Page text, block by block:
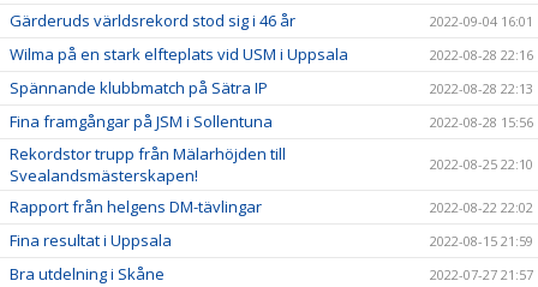
Gärderuds världsrekord stod sig i 46 år 2022-09-04 16:01
Wilma på en stark elfteplats vid USM i Uppsala 2022-08-28 22:16
Spännande klubbmatch på Sätra IP 2022-08-28 22:13
Fina framgångar på JSM i Sollentuna 2022-08-28 15:56
Rekordstor trupp från Mälarhöjden till
Svealandsmästerskapen!
2022-08-25 22:10
Rapport från helgens DM-tävlingar 2022-08-22 22:02
Fina resultat i Uppsala 2022-08-15 21:59
Bra utdelning i Skåne 2022-07-27 21:57